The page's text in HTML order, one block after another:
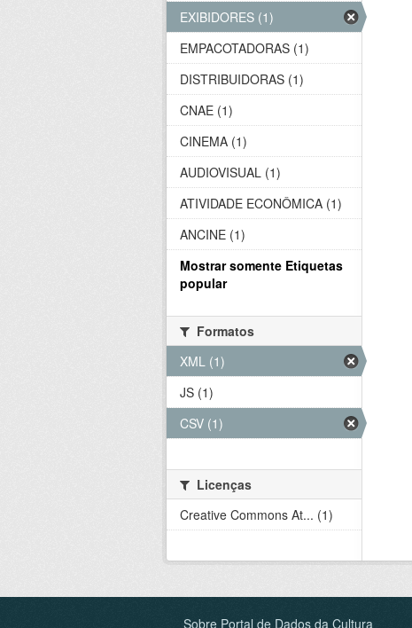
EXIBIDORES (1)
EMPACOTADORAS (1)
DISTRIBUIDORAS (1)
CNAE (1)
CINEMA (1)
AUDIOVISUAL (1)
ATIVIDADE ECONÔMICA (1)
ANCINE (1)
Mostrar somente Etiquetas
popular
Formatos
XML (1)
JS (1)
CSV (1)
Licenças
Creative Commons At... (1)
Sobre Portal de Dados da Cultura